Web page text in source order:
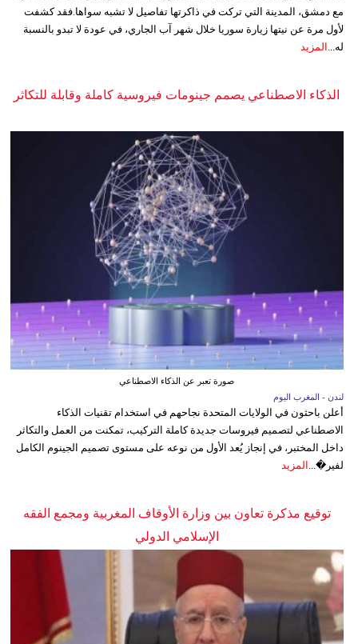
مع دمشق، المدينة التي تركت في ذاكرتها تفاصيل لا تشبه سواها.فقد كشفت
لأول مرة عن نيتها زيارة سوريا خلال شهر آب الجاري، في عودة لا تبدو بالنسبة
له... المزيد
الذكاء الاصطناعي يصمم جينومات فيروسية كاملة وقابلة للتكاثر
صورة تعبر عن الذكاء الاصطناعي
لندن - المغرب اليوم
أعلن باحثون في الولايات المتحدة نجاحهم في استخدام تقنيات الذكاء
الاصطناعي لتصميم فيروسات جديدة كاملة التركيب، تمكنت من العمل والتكاثر
داخل المختبر، في إنجاز يُعد الأول من نوعه على مستوى تصميم الجينوم الكامل
لفير�...
المزيد
توقيع مذكرة تعاون بين وزارة الأوقاف المغربية ومجمع الفقه
الإسلامي الدولي